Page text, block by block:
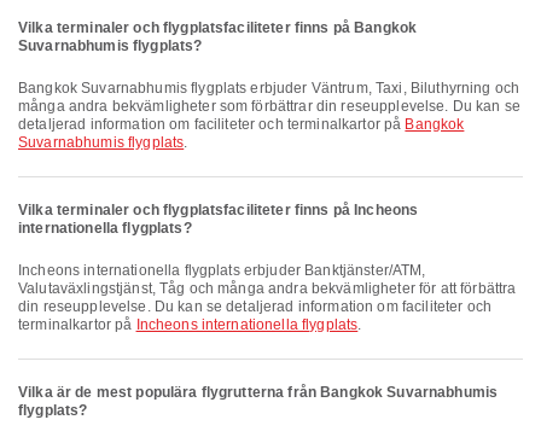
Vilka terminaler och flygplatsfaciliteter finns på Bangkok
Suvarnabhumis flygplats?
Bangkok Suvarnabhumis flygplats erbjuder Väntrum, Taxi, Biluthyrning och
många andra bekvämligheter som förbättrar din reseupplevelse. Du kan se
detaljerad information om faciliteter och terminalkartor på Bangkok
Suvarnabhumis flygplats.
Vilka terminaler och flygplatsfaciliteter finns på Incheons
internationella flygplats?
Incheons internationella flygplats erbjuder Banktjänster/ATM,
Valutaväxlingstjänst, Tåg och många andra bekvämligheter för att förbättra
din reseupplevelse. Du kan se detaljerad information om faciliteter och
terminalkartor på Incheons internationella flygplats.
Vilka är de mest populära flygrutterna från Bangkok Suvarnabhumis
flygplats?